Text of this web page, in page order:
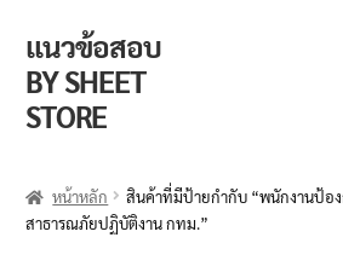
Skip
to
navigation
Skip
to
content
แนวข้อสอบ
BY SHEET
STORE
ตะกร้าสินค้า
หน้าหลัก
สินค้าที่มีป้ายกำกับ “พนักงานป้อง
สาธารณภัยปฏิบัติงาน กทม.”